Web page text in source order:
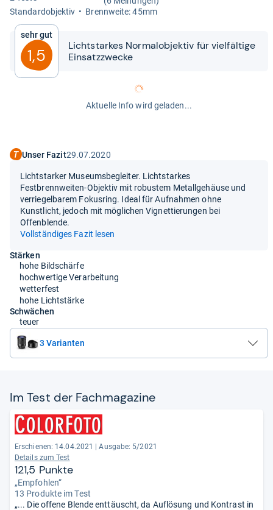
Stan­dar­d­ob­jek­tiv
Brenn­weite: 45mm
Sehr gut
1,5
Licht­star­kes Nor­mal­ob­jek­tiv für viel­fäl­tige
Ein­satz­zwe­cke
Aktuelle Info wird geladen...
Unser Fazit29.07.2020
Lichtstarker Museumsbegleiter. Lichtstarkes
Festbrennweiten-Objektiv mit robustem Metallgehäuse und
verriegelbarem Fokusring. Ideal für Aufnahmen ohne
Kunstlicht, jedoch mit möglichen Vignettierungen bei
Offenblende.
Vollständiges Fazit lesen
Stärken
hohe Bildschärfe
hochwertige Verarbeitung
wetterfest
hohe Lichtstärke
Schwächen
teuer
3 Varianten
Im Test der Fach­ma­ga­zine
Erschienen: 14.04.2021 | Ausgabe: 5/2021
Details zum Test
121,5 Punkte
„Empfohlen“
13 Produkte im Test
„... Die offene Blende enttäuscht, da Auflösung und Kontrast in